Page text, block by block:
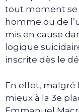
tout moment se
homme ou de
mis en cause
logique
inscrite dès le
En effet, malgré
mieux à la 3e